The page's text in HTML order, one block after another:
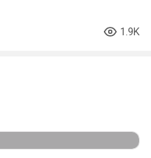
1.9K